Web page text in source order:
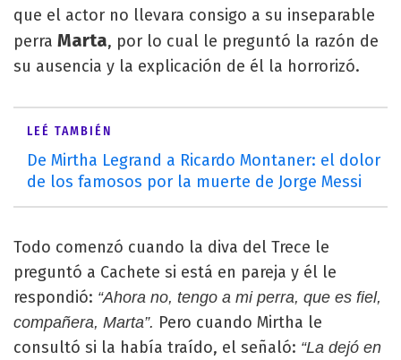
que el actor no llevara consigo a su inseparable
perra Marta, por lo cual le preguntó la razón de
su ausencia y la explicación de él la horrorizó.
LEÉ TAMBIÉN
De Mirtha Legrand a Ricardo Montaner: el dolor
de los famosos por la muerte de Jorge Messi
Todo comenzó cuando la diva del Trece le
preguntó a Cachete si está en pareja y él le
respondió: “Ahora no, tengo a mi perra, que es fiel,
compañera, Marta”. Pero cuando Mirtha le
consultó si la había traído, el señaló: “La dejó en